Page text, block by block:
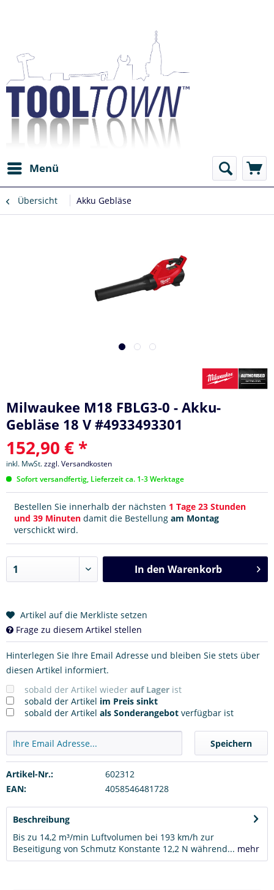
Menü
Übersicht Akku Gebläse
Milwaukee M18 FBLG3-0 - Akku-
Gebläse 18 V #4933493301
152,90 € *
inkl. MwSt.zzgl. Versandkosten
Sofort versandfertig, Lieferzeit ca. 1-3 Werktage
Bestellen Sie innerhalb der nächsten 1 Tage 23 Stunden
und 39 Minuten damit die Bestellung am Montag
verschickt wird.
In den Warenkorb
Artikel auf die Merkliste setzen
Frage zu diesem Artikel stellen
Hinterlegen Sie Ihre Email Adresse und bleiben Sie stets über
diesen Artikel informiert.
sobald der Artikel wieder auf Lager ist
sobald der Artikel im Preis sinkt
sobald der Artikel als Sonderangebot verfügbar ist
Speichern
Artikel-Nr.:
602312
EAN:
4058546481728
Beschreibung
Bis zu 14,2 m³/min Luftvolumen bei 193 km/h zur
Beseitigung von Schmutz Konstante 12,2 N während... mehr